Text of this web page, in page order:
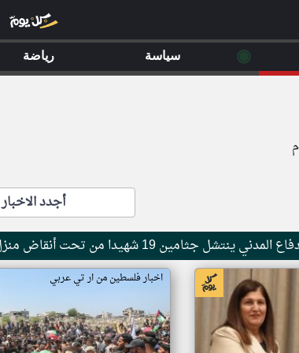
أجدد الاخبار
ينتشل جثامين 19 شهيدا من تحت أنقاض منزل بغزة
اخبار فلسطين من ار تي عربي
◉ سياسة رياضة